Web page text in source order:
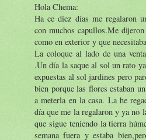
Hola Chema:
Ha ce diez días me regalaron
con muchos capullos.Me
como en exterior y que
La coloque al lado de una
.Un día la saque al sol un rato
expuestas al sol jardines pero
bien porque las flores estaban
a meterla en la casa. La he
día que me la regalaron y ya no
que sigue teniendo la tierra
semana fuera y estaba